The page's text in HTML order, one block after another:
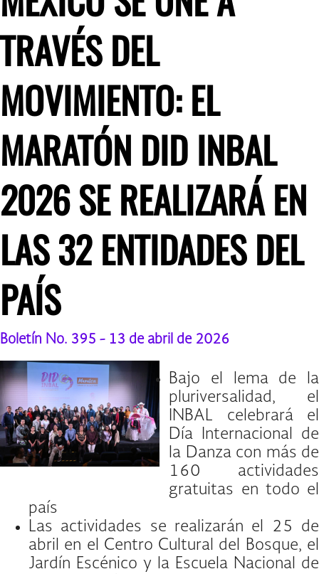
TRAVÉS DEL
MOVIMIENTO: EL
MARATÓN DID INBAL
2026 SE REALIZARÁ EN
LAS 32 ENTIDADES DEL
PAÍS
Boletín No. 395 - 13 de abril de 2026
Bajo el lema de la
pluriversalidad, el
INBAL celebrará el
Día Internacional de
la Danza con más de
160 actividades
gratuitas en todo el
país
Las actividades se realizarán el 25 de
abril en el Centro Cultural del Bosque, el
Jardín Escénico y la Escuela Nacional de